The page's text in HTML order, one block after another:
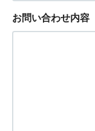
お問い合わせ内容